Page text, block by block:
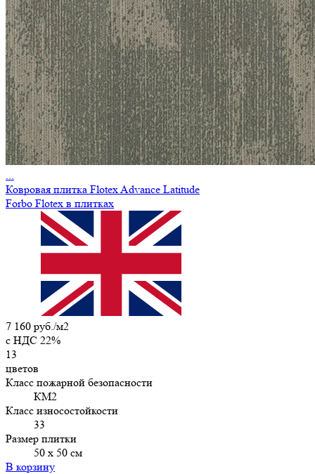
...
Ковровая плитка Flotex Advance Latitude
Forbo Flotex в плитках
7 160 руб./м2
c НДС 22%
13
цветов
Класс пожарной безопасности
КМ2
Класс износостойкости
33
Размер плитки
50 х 50 см
В корзину